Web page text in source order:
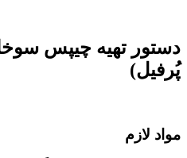
دستور تهیه چیپس
پُرفیل)
مواد لازم